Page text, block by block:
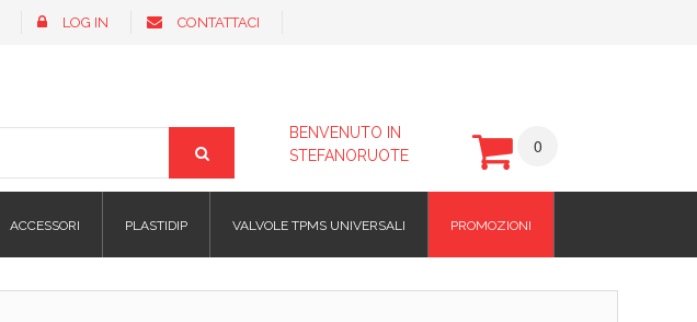
LOG IN CONTATTACI
BENVENUTO IN
STEFANORUOTE
0
ACCESSORI PLASTIDIP VALVOLE TPMS UNIVERSALI PROMOZIONI